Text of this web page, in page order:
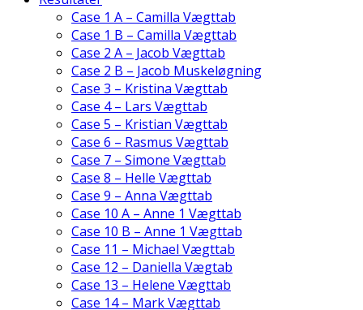
Case 1 A – Camilla Vægttab
Case 1 B – Camilla Vægttab
Case 2 A – Jacob Vægttab
Case 2 B – Jacob Muskeløgning
Case 3 – Kristina Vægttab
Case 4 – Lars Vægttab
Case 5 – Kristian Vægttab
Case 6 – Rasmus Vægttab
Case 7 – Simone Vægttab
Case 8 – Helle Vægttab
Case 9 – Anna Vægttab
Case 10 A – Anne 1 Vægttab
Case 10 B – Anne 1 Vægttab
Case 11 – Michael Vægttab
Case 12 – Daniella Vægtab
Case 13 – Helene Vægttab
Case 14 – Mark Vægttab